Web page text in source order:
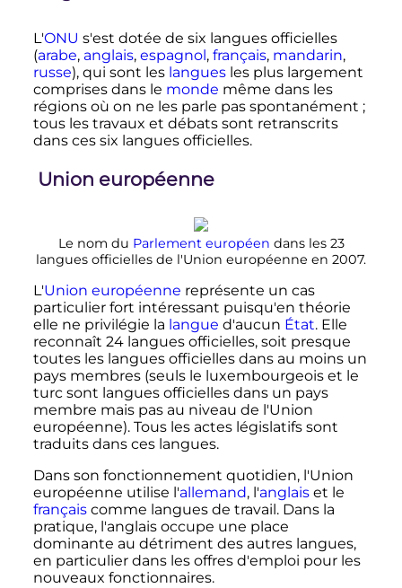
L'ONU s'est dotée de six langues officielles
(arabe, anglais, espagnol, français, mandarin,
russe), qui sont les languesles plus largement
comprises dans le monde même dans les
régions où on ne les parle pas spontanément ;
tous les travaux et débats sont retranscrits
dans ces six langues officielles.
Union européenne
Le nom du Parlement européen dans les 23
langues officielles de l'Union européenne en 2007.
L'Union européenne représente un cas
particulier fort intéressant puisqu'en théorie
elle ne privilégie la langue d'aucun État. Elle
reconnaît 24 langues officielles, soit presque
toutes les langues officielles dans au moins un
pays membres (seuls le luxembourgeois et le
turc sont langues officielles dans un pays
membre mais pas au niveau de l'Union
européenne). Tous les actes législatifs sont
traduits dans ces langues.
Dans son fonctionnement quotidien, l'Union
européenne utilise l'allemand, l'anglaiset le
françaiscomme langues de travail. Dans la
pratique, l'anglais occupe une place
dominante au détriment des autres langues,
en particulier dans les offres d'emploi pour les
nouveaux fonctionnaires.